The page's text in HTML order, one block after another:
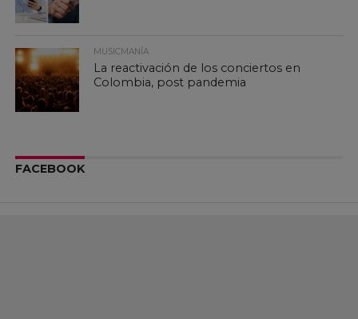
MUSICMANÍA
La reactivación de los conciertos en
Colombia, post pandemia
FACEBOOK